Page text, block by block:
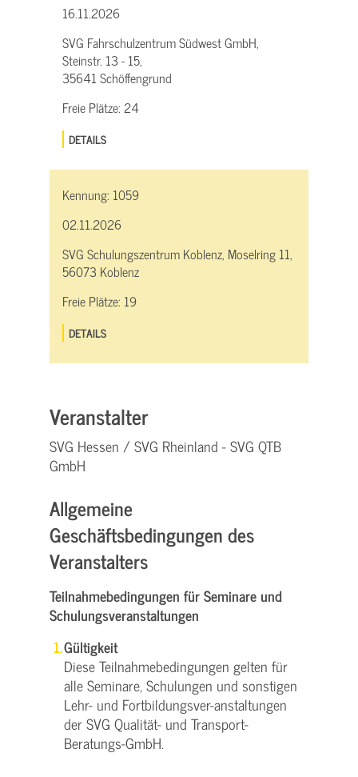
16.11.2026
SVG Fahrschulzentrum Südwest GmbH,
Steinstr. 13 - 15,
35641 Schöffengrund
Freie Plätze:24
DETAILS
Kennung: 1059
02.11.2026
SVG Schulungszentrum Koblenz, Moselring 11,
56073 Koblenz
Freie Plätze: 19
DETAILS
Veranstalter
SVG Hessen / SVG Rheinland - SVG QTB
GmbH
Allgemeine
Geschäftsbedingungen des
Veranstalters
Teilnahmebedingungen für Seminare und
Schulungsveranstaltungen
Gültigkeit
Diese Teilnahmebedingungen gelten für
alle Seminare, Schulungen und sonstigen
Lehr- und Fortbildungsver-anstaltungen
der SVG Qualität- und Transport-
Beratungs-GmbH.